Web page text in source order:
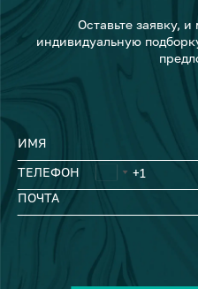
Оставьте заявку,
индивидуальную
ИМЯ
ТЕЛЕФОН
ПОЧТА